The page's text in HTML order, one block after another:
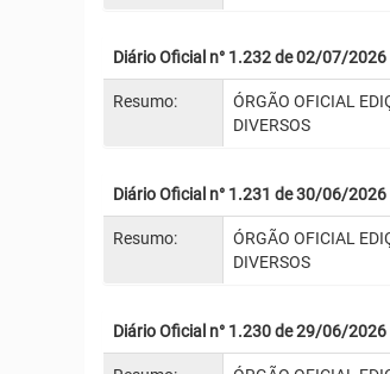
Diário Oficial n° 1.232 de 02/07/2026
Resumo:
ÓRGÃO OFICIAL
DIVERSOS
Diário Oficial n° 1.231 de 30/06/2026
Resumo:
ÓRGÃO OFICIAL
DIVERSOS
Diário Oficial n° 1.230 de 29/06/2026